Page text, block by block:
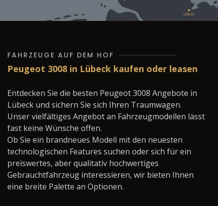
FAHRZEUGE AUF DEM HOF
Peugeot 3008 in Lübeck kaufen oder leasen
Entdecken Sie die besten Peugeot 3008 Angebote in
Lübeck und sichern Sie sich Ihren Traumwagen.
Unser vielfältiges Angebot an Fahrzeugmodellen lässt
fast keine Wünsche offen.
Ob Sie ein brandneues Modell mit den neuesten
technologischen Features suchen oder sich für ein
preiswertes, aber qualitativ hochwertiges
Gebrauchtfahrzeug interessieren, wir bieten Ihnen
eine breite Palette an Optionen.